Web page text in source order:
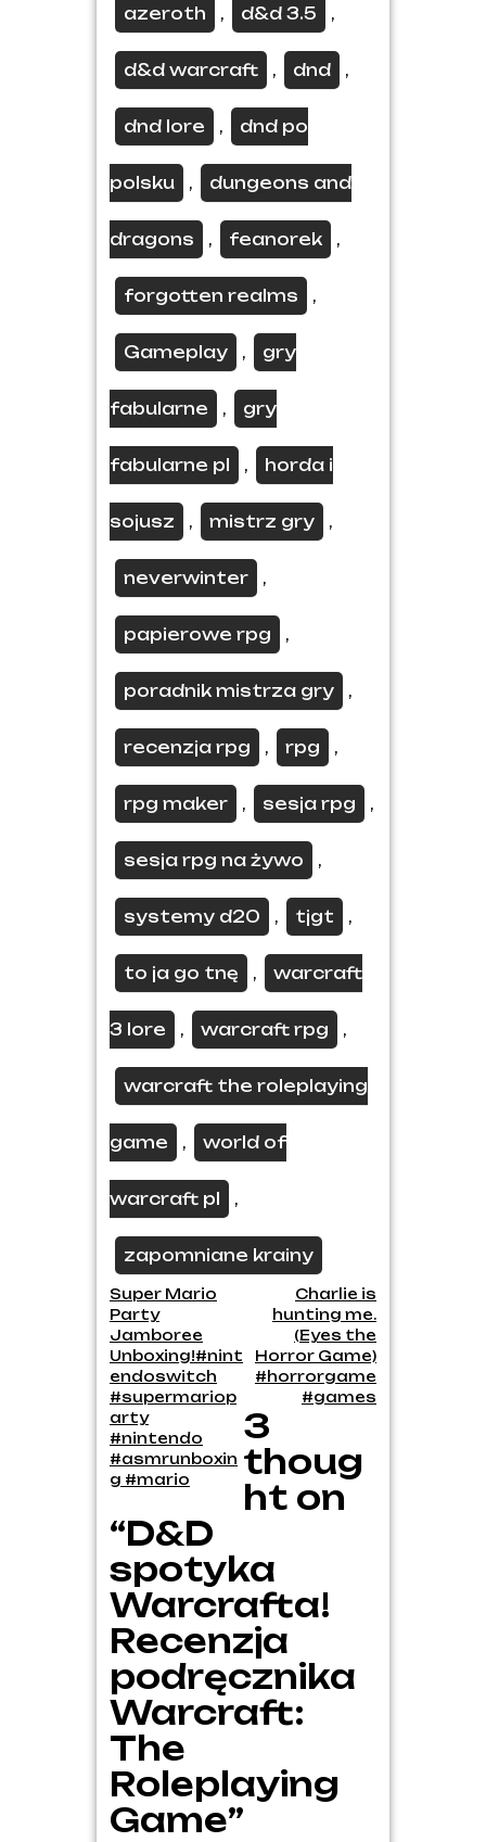
azeroth , d&d 3.5 ,
d&d warcraft , dnd ,
dnd lore , dnd po
polsku , dungeons and
dragons , feanorek ,
forgotten realms ,
Gameplay , gry
fabularne , gry
fabularne pl , horda i
sojusz , mistrz gry ,
neverwinter ,
papierowe rpg ,
poradnik mistrza gry ,
recenzja rpg , rpg ,
rpg maker , sesja rpg ,
sesja rpg na żywo ,
systemy d20 , tjgt ,
to ja go tnę , warcraft
3 lore , warcraft rpg ,
warcraft the roleplaying
game , world of
warcraft pl ,
zapomniane krainy
Post
navigation
Super Mario
Party
Jamboree
Unboxing!#nint
endoswitch
#supermariop
arty
#nintendo
#asmrunboxin
g #mario
Charlie is
hunting me.
(Eyes the
Horror Game)
#horrorgame
#games
3
thoug
ht on
“D&D
spotyka
Warcrafta!
Recenzja
podręcznika
Warcraft:
The
Roleplaying
Game”